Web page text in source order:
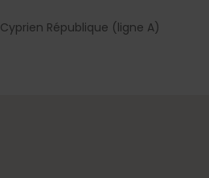
République (ligne A)